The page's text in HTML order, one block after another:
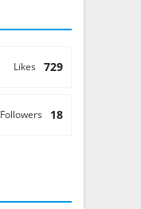
729
Likes
18
Followers